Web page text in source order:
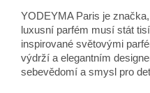
YODEYMA Paris je
luxusní parfém musí stát
inspirované světovými
výdrží a elegantním
sebevědomí a smysl pro